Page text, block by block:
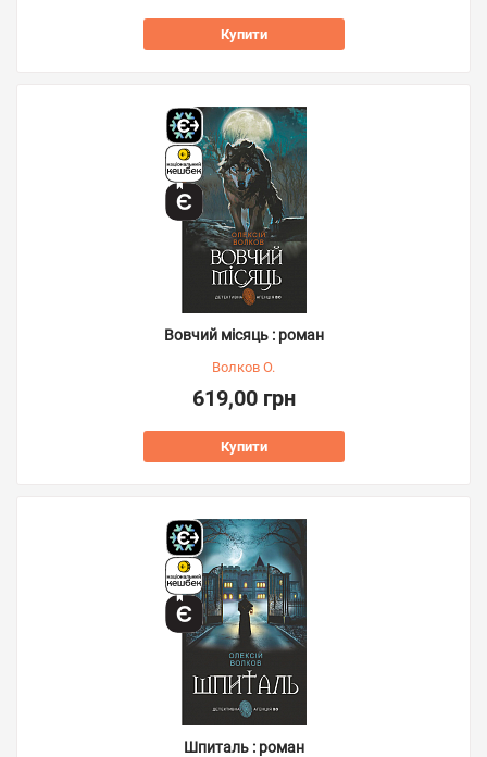
Купити
Вовчий місяць : роман
Волков О.
619,00 грн
Купити
Шпиталь : роман